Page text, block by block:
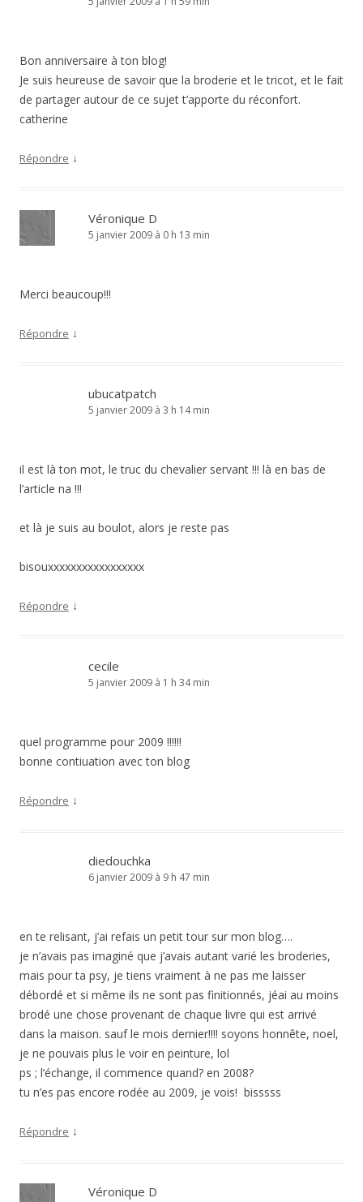
Bon anniversaire à ton blog!
Je suis heureuse de savoir que la broderie et le tricot, et le fait
de partager autour de ce sujet t’apporte du réconfort.
catherine
Répondre ↓
Véronique D
5 janvier 2009 à 0 h 13 min
Merci beaucoup!!!
Répondre ↓
ubucatpatch
5 janvier 2009 à 3 h 14 min
il est là ton mot, le truc du chevalier servant !!! là en bas de
l’article na !!!
et là je suis au boulot, alors je reste pas
bisouxxxxxxxxxxxxxxxxx
Répondre ↓
cecile
5 janvier 2009 à 1 h 34 min
quel programme pour 2009 !!!!!!
bonne contiuation avec ton blog
Répondre ↓
diedouchka
6 janvier 2009 à 9 h 47 min
en te relisant, j’ai refais un petit tour sur mon blog….
je n’avais pas imaginé que j’avais autant varié les broderies,
mais pour ta psy, je tiens vraiment à ne pas me laisser
débordé et si même ils ne sont pas finitionnés, jéai au moins
brodé une chose provenant de chaque livre qui est arrivé
dans la maison. sauf le mois dernier!!!! soyons honnête, noel,
je ne pouvais plus le voir en peinture, lol
ps ; l’échange, il commence quand? en 2008?
tu n’es pas encore rodée au 2009, je vois! bisssss
Répondre ↓
Véronique D